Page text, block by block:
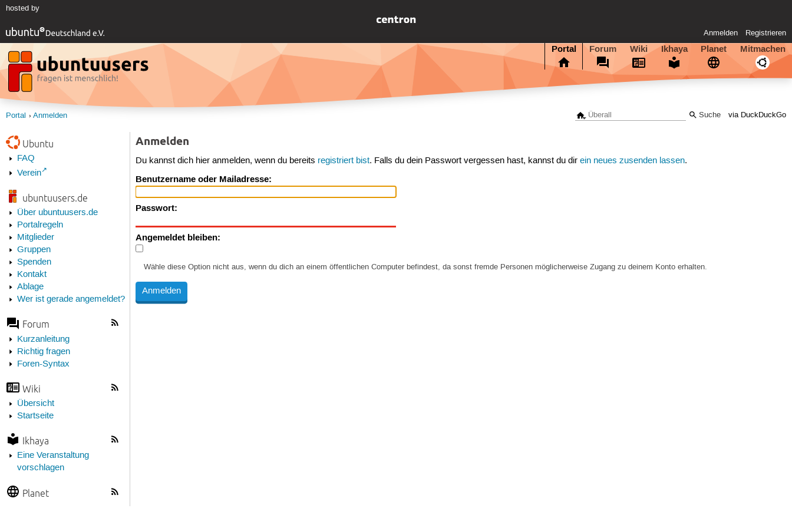
hosted by
Anmelden Registrieren
Portal Forum Wiki Ikhaya Planet Mitmachen
via DuckDuckGo
Portal Anmelden
Ubuntu
FAQ
Verein
ubuntuusers.de
Über ubuntuusers.de
Portalregeln
Mitglieder
Gruppen
Spenden
Kontakt
Ablage
Wer ist gerade angemeldet?
Forum
Kurzanleitung
Richtig fragen
Foren-Syntax
Wiki
Übersicht
Startseite
Ikhaya
Eine Veranstaltung
vorschlagen
Planet
Anmelden
Du kannst dich hier anmelden, wenn du bereits registriert bist. Falls du dein Passwort vergessen hast, kannst du direin neues zusenden lassen.
Benutzername oder Mailadresse:
Passwort:
Angemeldet bleiben:
Wähle diese Option nicht aus, wenn du dich an einem öffentlichen Computer befindest, da sonst fremde Personen möglicherweise Zugang zu deinem Konto erhalten.